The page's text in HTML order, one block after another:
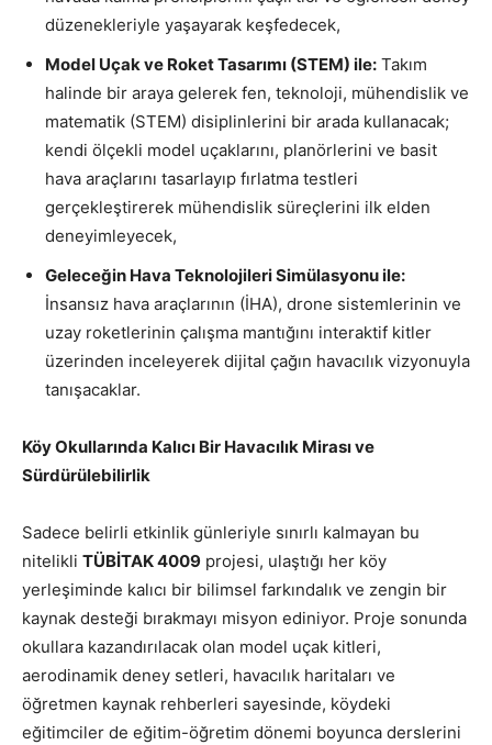
düzenekleriyle yaşayarak keşfedecek,
Model Uçak ve Roket Tasarımı (STEM) ile: Takım
halinde bir araya gelerek fen, teknoloji, mühendislik ve
matematik (STEM) disiplinlerini bir arada kullanacak;
kendi ölçekli model uçaklarını, planörlerini ve basit
hava araçlarını tasarlayıp fırlatma testleri
gerçekleştirerek mühendislik süreçlerini ilk elden
deneyimleyecek,
Geleceğin Hava Teknolojileri Simülasyonu ile:
İnsansız hava araçlarının (İHA), drone sistemlerinin ve
uzay roketlerinin çalışma mantığını interaktif kitler
üzerinden inceleyerek dijital çağın havacılık vizyonuyla
tanışacaklar.
Köy Okullarında Kalıcı Bir Havacılık Mirası ve
Sürdürülebilirlik
Sadece belirli etkinlik günleriyle sınırlı kalmayan bu
nitelikli TÜBİTAK 4009 projesi, ulaştığı her köy
yerleşiminde kalıcı bir bilimsel farkındalık ve zengin bir
kaynak desteği bırakmayı misyon ediniyor. Proje sonunda
okullara kazandırılacak olan model uçak kitleri,
aerodinamik deney setleri, havacılık haritaları ve
öğretmen kaynak rehberleri sayesinde, köydeki
eğitimciler de eğitim-öğretim dönemi boyunca derslerini